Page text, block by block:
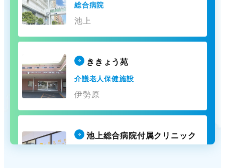
総合病院
池上
ききょう苑
介護老人保健施設
伊勢原
池上総合病院付属クリニック